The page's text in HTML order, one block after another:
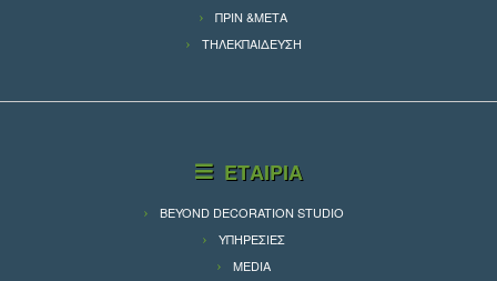
ΠΡΙΝ &ΜΕΤΑ
ΤΗΛΕΚΠΑΙΔΕΥΣΗ
ΕΤΑΙΡΙΑ
BEYOND DECORATION STUDIO
ΥΠΗΡΕΣΙΕΣ
MEDIA